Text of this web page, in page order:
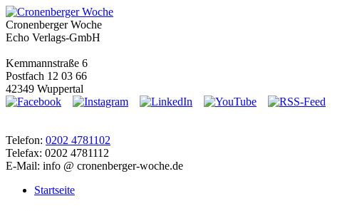
Cronenberger Woche
Echo Verlags-GmbH
Kemmannstraße 6
Postfach 12 03 66
42349 Wuppertal
Telefon: 0202 4781102
Telefax: 0202 4781112
E-Mail: info @ cronenberger-woche.de
Startseite